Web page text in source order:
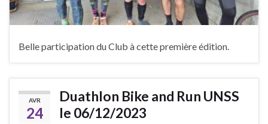
Belle participation du Club à cette première édition.
AVR
24
Duathlon Bike and Run UNSS
le 06/12/2023